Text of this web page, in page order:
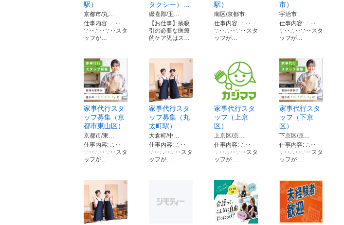
駅）
京都市/丸…
仕事内容: ∴‥
∵‥∴‥∵‥スタ
ッフが…
タクシー）…
綴喜郡/玉…
【お仕事】痰吸
引の必要な医療
的ケア児はス…
駅）
南区/京都市
仕事内容: ∴‥
∵‥∴‥∵‥スタ
ッフが…
市）
宇治市
仕事内容: ∴‥
∵‥∴‥∵‥スタ
ッフが…
家事代行スタ
ッフ募集（京
都市東山区）
京都市/東…
仕事内容: ∴‥
∵‥∴‥∵‥スタ
ッフが…
家事代行スタ
ッフ募集（丸
太町駅）
大倉町/中…
仕事内容: ∴‥
∵‥∴‥∵‥スタ
ッフが…
家事代行スタ
ッフ（上京
区）
上京区/京…
仕事内容: ∴‥
∵‥∴‥∵‥スタ
ッフが…
家事代行スタ
ッフ（下京
区）
下京区/京…
仕事内容: ∴‥
∵‥∴‥∵‥スタ
ッフが…